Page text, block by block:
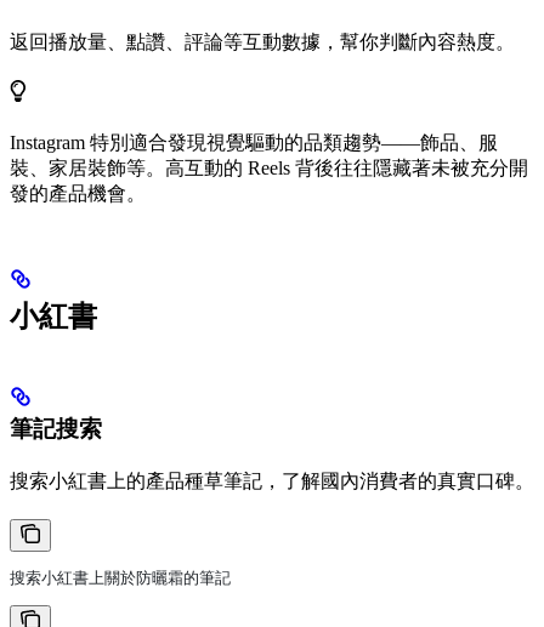
返回播放量、點讚、評論等互動數據，幫你判斷內容熱度。
Instagram 特別適合發現視覺驅動的品類趨勢——飾品、服
裝、家居裝飾等。高互動的 Reels 背後往往隱藏著未被充分開
發的產品機會。
小紅書
筆記搜索
搜索小紅書上的產品種草筆記，了解國內消費者的真實口碑。
搜索小紅書上關於防曬霜的筆記